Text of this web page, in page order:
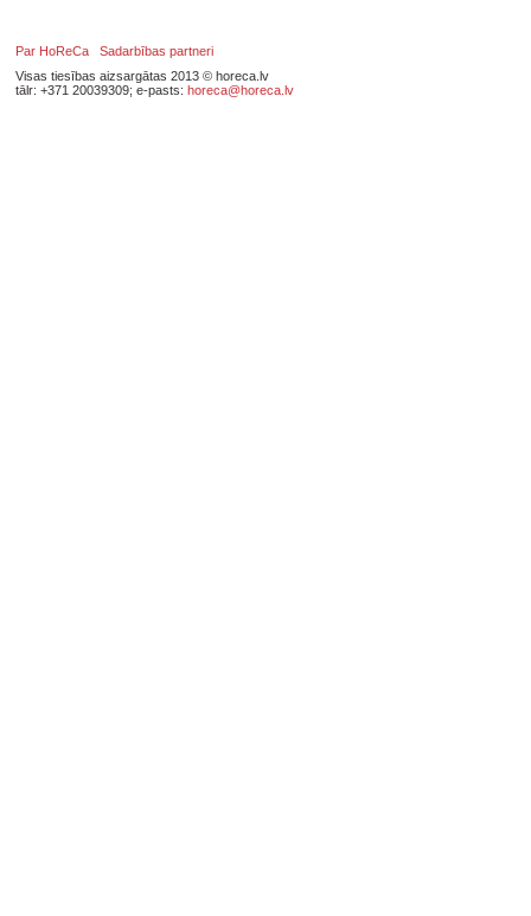
Par HoReCa
Sadarbības partneri
Visas tiesības aizsargātas 2013 © horeca.lv
tālr: +371 20039309; e-pasts: horeca@horeca.lv